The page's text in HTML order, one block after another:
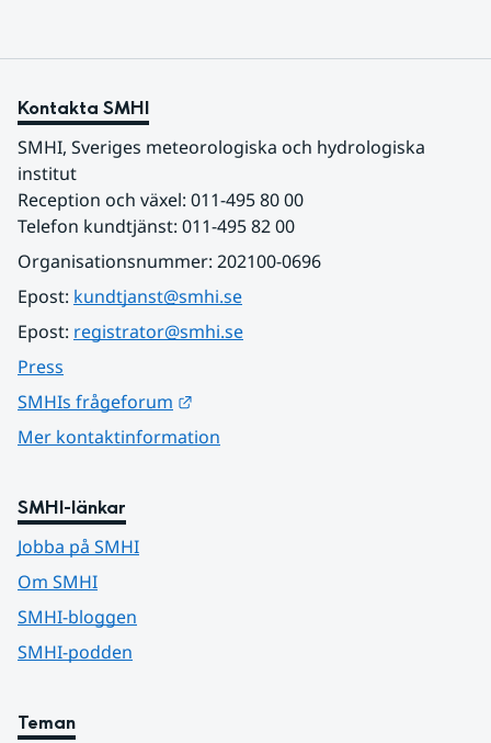
Kontakta SMHI
SMHI, Sveriges meteorologiska och hydrologiska
institut
Reception och växel: 011-495 80 00
Telefon kundtjänst: 011-495 82 00
Organisationsnummer: 202100-0696
Epost: kundtjanst@smhi.se
Epost: registrator@smhi.se
Press
SMHIs frågeforum
Mer kontaktinformation
SMHI-länkar
Jobba på SMHI
Om SMHI
SMHI-bloggen
SMHI-podden
Teman